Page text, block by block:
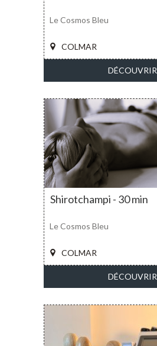
COLMAR
Le Cosmos Bleu
DÉCOUVRIR
Shirotchampi - 30 min
COLMAR
Le Cosmos Bleu
DÉCOUVRIR